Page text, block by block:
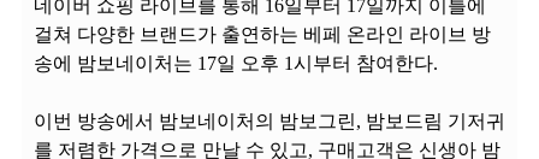
네이버 쇼핑 라이브를 통해 16일부터 17일까지 이틀에
걸쳐 다양한 브랜드가 출연하는 베페 온라인 라이브 방
송에 밤보네이처는 17일 오후 1시부터 참여한다.
이번 방송에서 밤보네이처의 밤보그린, 밤보드림 기저귀
를 저렴한 가격으로 만날 수 있고, 구매고객은 신생아 밤